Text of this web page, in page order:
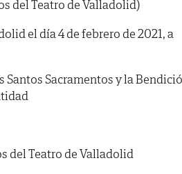
del Teatro de Valladolid)
el día 4 de febrero de 2021, a
Santos Sacramentos y la
del Teatro de Valladolid